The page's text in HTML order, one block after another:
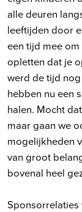
alle deuren
leeftijden door
een tijd mee
opletten dat je
werd de tijd
hebben nu een
halen. Mocht
maar gaan we
mogelijkheden
van groot
bovenal heel
Sponsorrelaties